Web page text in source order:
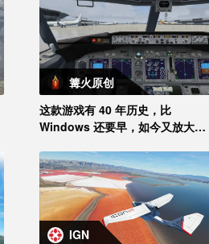
篝火原创
这款游戏有 40 年历史，比
Windows 还要早，如今又放大招
IGN